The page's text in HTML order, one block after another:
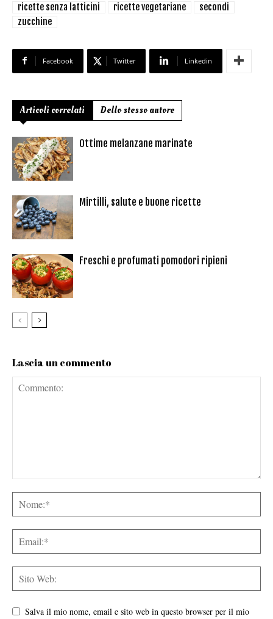
ricette senza latticini
ricette vegetariane
secondi
zucchine
Facebook Twitter Linkedin
Articoli correlati Dello stesso autore
Ottime melanzane marinate
Mirtilli, salute e buone ricette
Freschi e profumati pomodori ripieni
Lascia un commento
Salva il mio nome, email e sito web in questo browser per il mio